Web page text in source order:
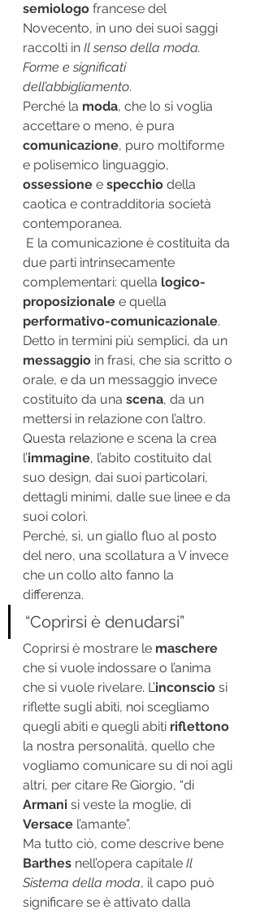
semiologo francese del
Novecento, in uno dei suoi saggi
raccolti in Il senso della moda.
Forme e significati
dell’abbigliamento.
Perché la moda, che lo si voglia
accettare o meno, è pura
comunicazione, puro moltiforme
e polisemico linguaggio,
ossessione e specchio della
caotica e contradditoria società
contemporanea.
due parti intrinsecamente
complementari: quella logico-
proposizionale e quella
performativo-comunicazionale.
Detto in termini più semplici, da un
messaggio in frasi, che sia scritto o
orale, e da un messaggio invece
costituito da una scena, da un
mettersi in relazione con l’altro.
Questa relazione e scena la crea
l’immagine, l’abito costituito dal
suo design, dai suoi particolari,
dettagli minimi, dalle sue linee e da
suoi colori.
Perché, sì, un giallo fluo al posto
del nero, una scollatura a V invece
che un collo alto fanno la
differenza.
“Coprirsi è denudarsi”
Coprirsi è mostrare le maschere
che si vuole indossare o l’anima
che si vuole rivelare. L’inconscio si
riflette sugli abiti, noi scegliamo
quegli abiti e quegli abiti riflettono
la nostra personalità, quello che
vogliamo comunicare su di noi agli
altri, per citare Re Giorgio, “di
Armani si veste la moglie, di
Versace l’amante”.
Ma tutto ciò, come descrive bene
Barthes nell’opera capitale Il
Sistema della moda, il capo può
significare se è attivato dalla